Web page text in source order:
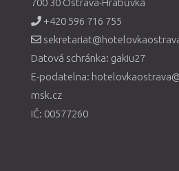
700 30 Ostrava-Hrabůvka
+420 596 716 755
Datová schránka: gakiu27
E-podatelna:
msk.cz
IČ: 00577260